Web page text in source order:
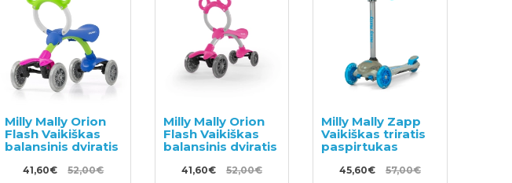
Milly Mally Orion
Flash Vaikiškas
balansinis dviratis
41,60€ 52,00€
Milly Mally Orion
Flash Vaikiškas
balansinis dviratis
41,60€ 52,00€
Milly Mally Zapp
Vaikiškas triratis
paspirtukas
45,60€ 57,00€